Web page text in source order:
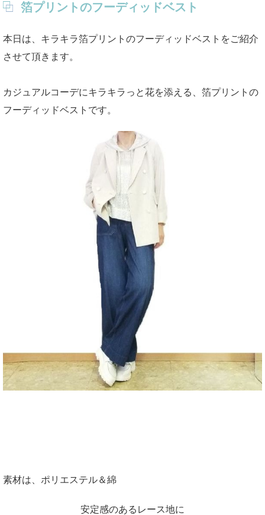
箔プリントのフーディッドベスト
本日は、キラキラ箔プリントのフーディッドベストをご紹介
させて頂きます。
カジュアルコーデにキラキラっと花を添える、箔プリントの
フーディッドベストです。
素材は、ポリエステル＆綿
安定感のあるレース地に